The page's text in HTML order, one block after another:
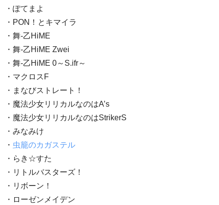
・ぽてまよ
・PON！とキマイラ
・舞-乙HiME
・舞-乙HiME Zwei
・舞-乙HiME 0～S.ifr～
・マクロスF
・まなびストレート！
・魔法少女リリカルなのはA’s
・魔法少女リリカルなのはStrikerS
・みなみけ
・ 虫籠のカガステル
・らき☆すた
・リトルバスターズ！
・リボーン！
・ローゼンメイデン